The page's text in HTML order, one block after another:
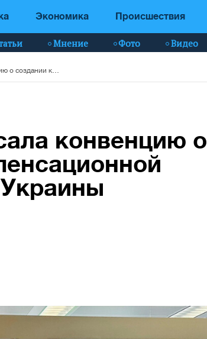
Экономика Происшествия
Мнение Фото Видео
конвенцию о